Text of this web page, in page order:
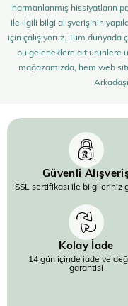
harmanlanmış hissiyatların
ile ilgili bilgi alışverişinin
için çalışıyoruz. Tüm
bu geleneklere ait ürünlere
mağazamızda, hem web
Güvenli
SSL sertifikası ile bilgileriniz
Kolay İade
14 gün içinde iade ve
garantisi